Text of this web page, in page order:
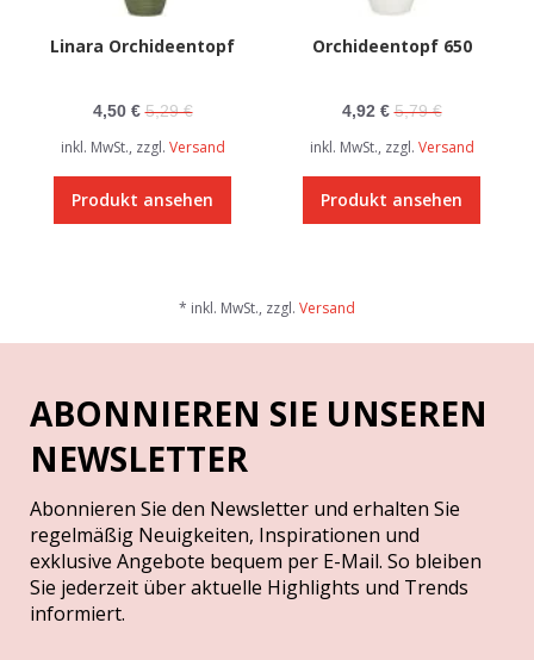
Linara Orchideentopf
4,50 € 5,29 €
inkl. MwSt., zzgl. Versand
Produkt ansehen
Orchideentopf 650
4,92 € 5,79 €
inkl. MwSt., zzgl. Versand
Produkt ansehen
* inkl. MwSt., zzgl. Versand
ABONNIEREN SIE UNSEREN
NEWSLETTER
Abonnieren Sie den Newsletter und erhalten Sie
regelmäßig Neuigkeiten, Inspirationen und
exklusive Angebote bequem per E-Mail. So bleiben
Sie jederzeit über aktuelle Highlights und Trends
informiert.